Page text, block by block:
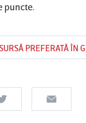
puncte.
PREFERATĂ ÎN